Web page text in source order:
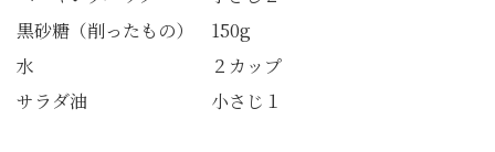
黒砂糖（削ったもの） 150g
水 ２カップ
サラダ油 小さじ１